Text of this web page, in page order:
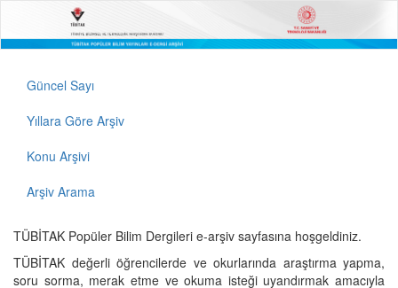
Güncel Sayı
Yıllara Göre Arşiv
Konu Arşivi
Arşiv Arama
TÜBİTAK Popüler Bilim Dergileri e-arşiv sayfasına hoşgeldiniz.
TÜBİTAK değerli öğrencilerde ve okurlarında araştırma yapma,
soru sorma, merak etme ve okuma isteği uyandırmak amacıyla